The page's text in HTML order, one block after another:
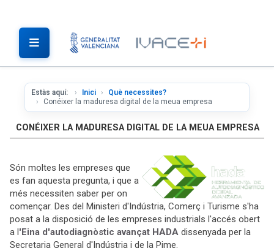
Estàs aquí: Inici
Què necessites?
Conéixer la maduresa digital de la meua empresa
CONÉIXER LA MADURESA DIGITAL DE LA MEUA EMPRESA
Són moltes les empreses que
es fan aquesta pregunta, i que a
més necessiten saber per on
començar. Des del Ministeri d'Indústria, Comerç i Turisme s'ha
posat a la disposició de les empreses industrials l'accés obert
a l'Eina d'autodiagnòstic avançat HADA dissenyada per la
Secretaria General d'Indústria i de la Pime.